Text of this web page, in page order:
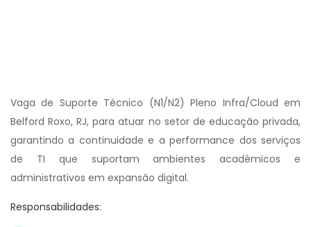
Vaga de Suporte Técnico (N1/N2) Pleno Infra/Cloud em
Belford Roxo, RJ, para atuar no setor de educação privada,
garantindo a continuidade e a performance dos serviços
de TI que suportam ambientes acadêmicos e
administrativos em expansão digital.
Responsabilidades: